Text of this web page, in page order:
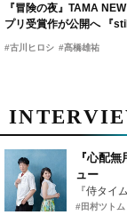
『冒険の夜』TAMA
プリ受賞作が公開へ 『
#古川ヒロシ #髙橋雄祐
『心配
ュー
#田村ツトム